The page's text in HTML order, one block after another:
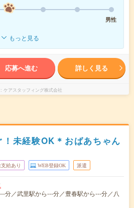
男性
もっと見る
応募へ進む 詳しく見る
ケアスタッフィング株式会社
未経験OK＊おばあちゃん
給あり WEB登録OK 派遣
分／武里駅から---分／豊春駅から---分／八